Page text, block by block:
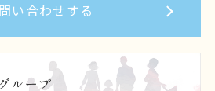
い合わせする